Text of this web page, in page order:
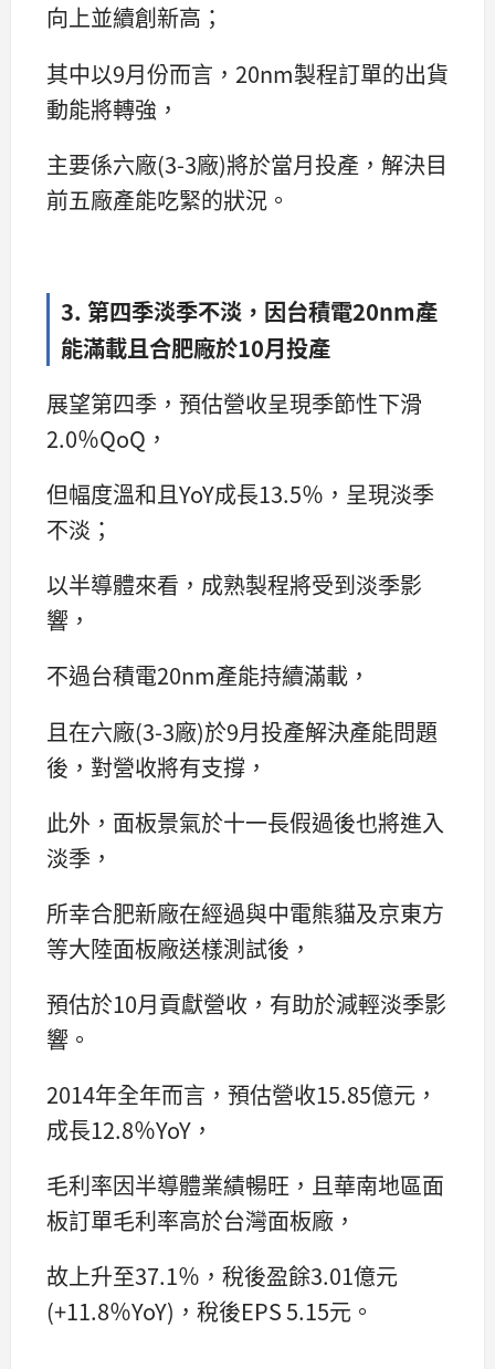
向上並續創新高；
其中以9月份而言，20nm製程訂單的出貨
動能將轉強，
主要係六廠(3-3廠)將於當月投產，解決目
前五廠產能吃緊的狀況。
3. 第四季淡季不淡，因台積電20nm產
能滿載且合肥廠於10月投產
展望第四季，預估營收呈現季節性下滑
2.0％QoQ，
但幅度溫和且YoY成長13.5％，呈現淡季
不淡；
以半導體來看，成熟製程將受到淡季影
響，
不過台積電20nm產能持續滿載，
且在六廠(3-3廠)於9月投產解決產能問題
後，對營收將有支撐，
此外，面板景氣於十一長假過後也將進入
淡季，
所幸合肥新廠在經過與中電熊貓及京東方
等大陸面板廠送樣測試後，
預估於10月貢獻營收，有助於減輕淡季影
響。
2014年全年而言，預估營收15.85億元，
成長12.8％YoY，
毛利率因半導體業績暢旺，且華南地區面
板訂單毛利率高於台灣面板廠，
故上升至37.1％，稅後盈餘3.01億元
(+11.8％YoY)，稅後EPS 5.15元。